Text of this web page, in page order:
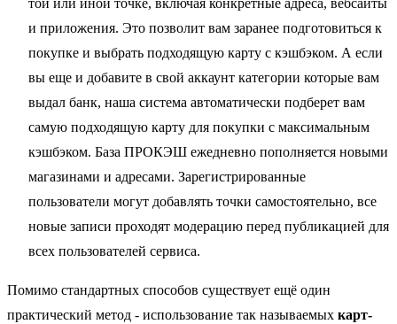
и приложения. Это позволит вам заранее подготовиться к
покупке и выбрать подходящую карту с кэшбэком. А если
вы еще и добавите в свой аккаунт категории которые вам
выдал банк, наша система автоматически подберет вам
самую подходящую карту для покупки с максимальным
кэшбэком. База ПРОКЭШ ежедневно пополняется новыми
магазинами и адресами. Зарегистрированные
пользователи могут добавлять точки самостоятельно, все
новые записи проходят модерацию перед публикацией для
всех пользователей сервиса.
Помимо стандартных способов существует ещё один
практический метод - использование так называемых карт-